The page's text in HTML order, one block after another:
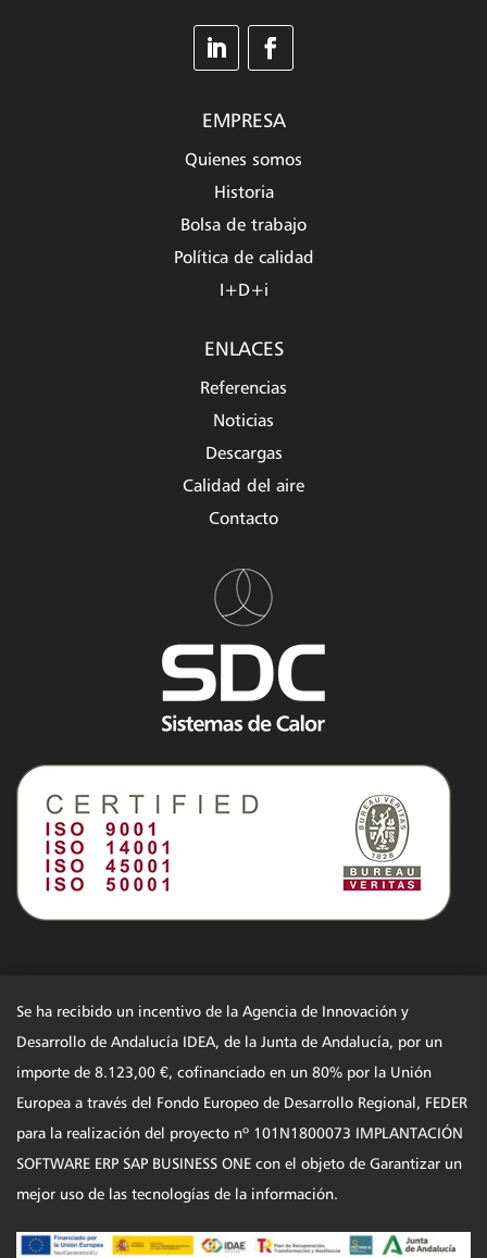
EMPRESA
Quienes somos
Historia
Bolsa de trabajo
Política de calidad
I+D+i
ENLACES
Referencias
Noticias
Descargas
Calidad del aire
Contacto
Se ha recibido un incentivo de la Agencia de Innovación y
Desarrollo de Andalucía IDEA, de la Junta de Andalucía, por un
importe de 8.123,00 €, cofinanciado en un 80% por la Unión
Europea a través del Fondo Europeo de Desarrollo Regional, FEDER
para la realización del proyecto nº 101N1800073 IMPLANTACIÓN
SOFTWARE ERP SAP BUSINESS ONE con el objeto de Garantizar un
mejor uso de las tecnologías de la información.